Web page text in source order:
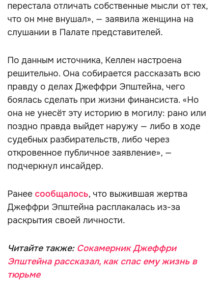
перестала отличать собственные мысли от тех,
что он мне внушал», — заявила женщина на
слушании в Палате представителей.
По данным источника, Келлен настроена
решительно. Она собирается рассказать всю
правду о делах Джеффри Эпштейна, чего
боялась сделать при жизни финансиста. «Но
она не унесёт эту историю в могилу: рано или
поздно правда выйдет наружу — либо в ходе
судебных разбирательств, либо через
откровенное публичное заявление», —
подчеркнул инсайдер.
Ранее сообщалось, что выжившая жертва
Джеффри Эпштейна расплакалась из-за
раскрытия своей личности.
Читайте также: Сокамерник Джеффри
Эпштейна рассказал, как спас ему жизнь в
тюрьме